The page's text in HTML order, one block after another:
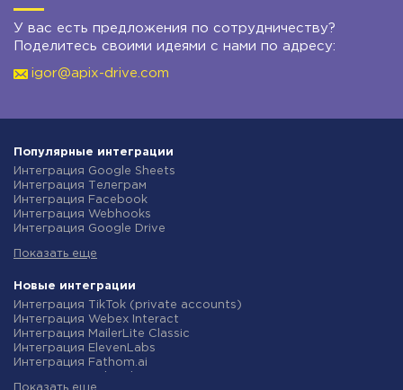
У вас есть предложения по сотрудничеству?
Поделитесь своими идеями с нами по адресу:
igor@apix-drive.com
Популярные интеграции
Интеграция Google Sheets
Интеграция Телеграм
Интеграция Facebook
Интеграция Webhooks
Интеграция Google Drive
Интеграция Gmail
Интеграция Новая Почта
Интеграция Binotel
Интеграция OpenAI (ChatGPT)
Интеграция Prom
Интеграция Приват24
Интеграция OLX
Интеграция TurboSMS
Интеграция SendPulse
Показать еще
Новые интеграции
Интеграция TikTok (private accounts)
Интеграция Webex Interact
Интеграция MailerLite Classic
Интеграция ElevenLabs
Интеграция Fathom.ai
Показать еще